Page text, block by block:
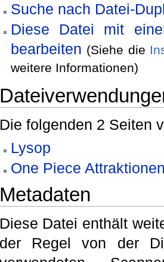
Suche nach Datei-
Diese Datei mit
bearbeiten (Siehe die
weitere Informationen)
Die folgenden 2 Seiten
Lysop
One Piece
Metadaten
Diese Datei enthält
der Regel von der